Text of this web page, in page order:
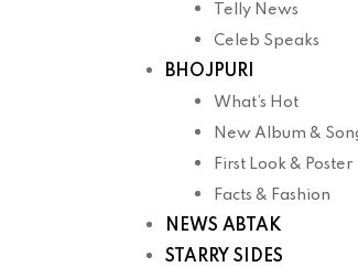
Telly News
Celeb Speaks
BHOJPURI
What’s Hot
New Album &
First Look & Poster
Facts & Fashion
NEWS ABTAK
STARRY SIDES